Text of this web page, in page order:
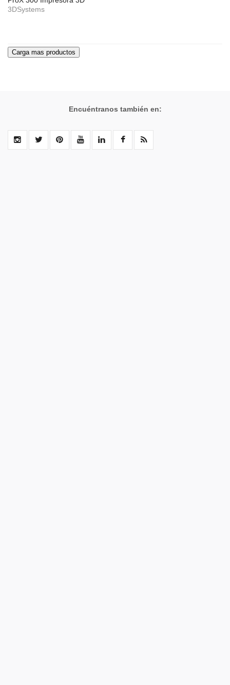
3DSystems
Encuéntranos también en: